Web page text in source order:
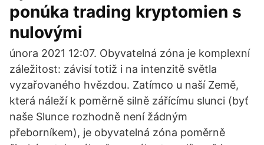
ponúka trading kryptomien s
nulovými
února 2021 12:07. Obyvatelná zóna je komplexní
záležitost: závisí totiž i na intenzitě světla
vyzařovaného hvězdou. Zatímco u naší Země,
která náleží k poměrně silně zářícímu slunci (byť
naše Slunce rozhodně není žádným
přeborníkem), je obyvatelná zóna poměrně